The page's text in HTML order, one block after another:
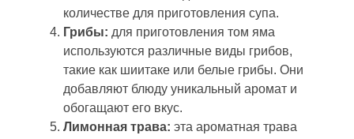
количестве для приготовления супа.
Грибы: для приготовления том яма
используются различные виды грибов,
такие как шиитаке или белые грибы. Они
добавляют блюду уникальный аромат и
обогащают его вкус.
Лимонная трава: эта ароматная трава